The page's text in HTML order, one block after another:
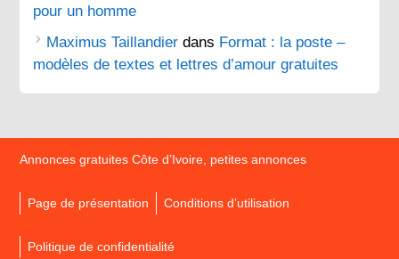
pour un homme
Maximus Taillandier dans Format : la poste –
modèles de textes et lettres d’amour gratuites
Annonces gratuites Côte d’Ivoire, petites annonces
Page de présentation Conditions d’utilisation
Politique de confidentialité